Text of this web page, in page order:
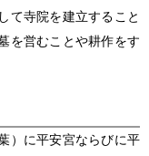
て寺院を建立すること
を営むことや耕作をす
）に平安宮ならびに平